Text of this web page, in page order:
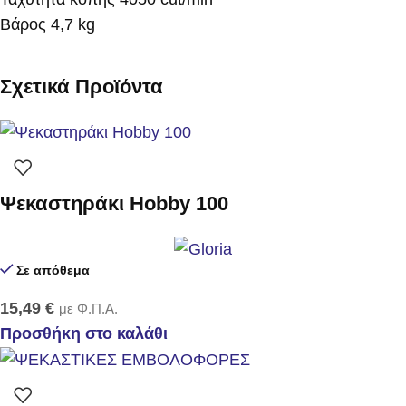
Βάρος 4,7 kg
Σχετικά Προϊόντα
Ψεκαστηράκι Hobby 100
Σε απόθεμα
15,49 € με Φ.Π.Α.
Προσθήκη στο καλάθι